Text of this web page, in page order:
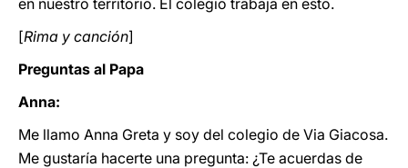
en nuestro territorio. El colegio trabaja en esto.
[Rima y canción]
Preguntas al Papa
Anna:
Me llamo Anna Greta y soy del colegio de Via Giacosa.
Me gustaría hacerte una pregunta: ¿Te acuerdas de